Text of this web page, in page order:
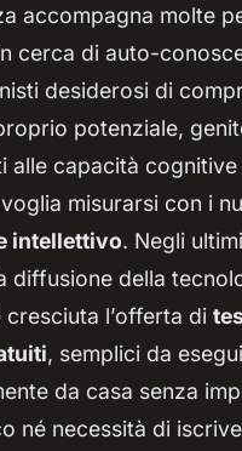
accompagna molte
cerca di auto-
desiderosi di
potenziale,
alle capacità
misurarsi con i
intellettivo. Negli
diffusione della
cresciuta l’offerta di
, semplici da
da casa senza
né necessità di